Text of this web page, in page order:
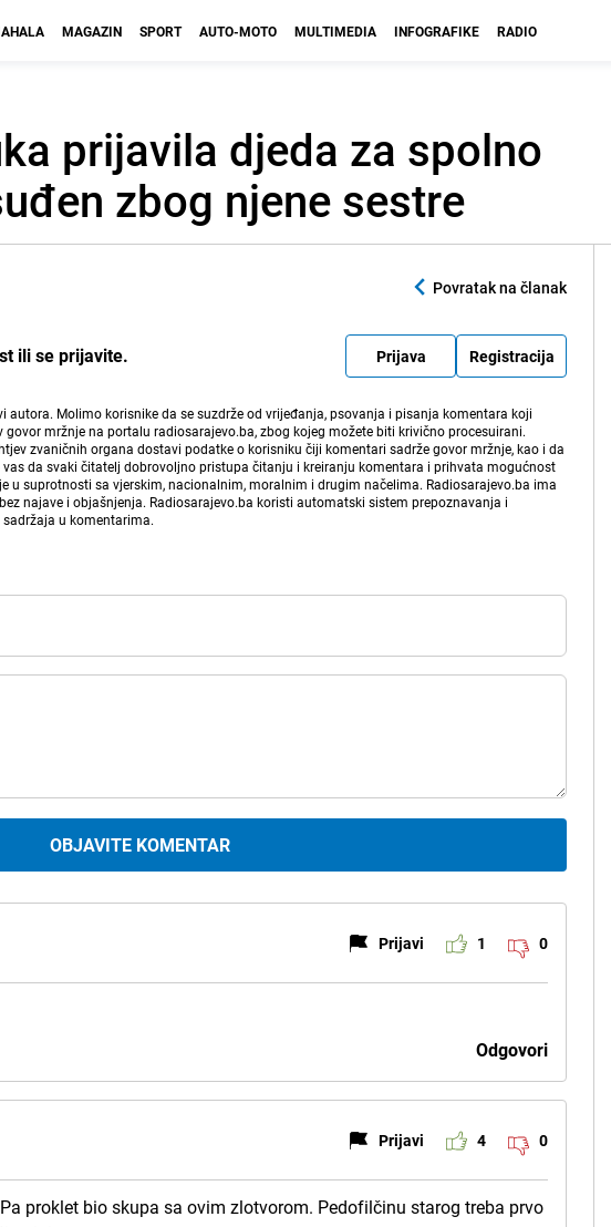
MAGAZIN SPORT AUTO-MOTO MULTIMEDIA INFOGRAFIKE RADIO
prijavila djeda za spolno
zbog njene sestre
Povratak na članak
ili se prijavite. Prijava Registracija
autora. Molimo korisnike da se suzdrže od vrijeđanja, psovanja i pisanja komentara koji
mržnje na portalu radiosarajevo.ba, zbog kojeg možete biti krivično procesuirani.
zvaničnih organa dostavi podatke o korisniku čiji komentari sadrže govor mržnje, kao i da
da svaki čitatelj dobrovoljno pristupa čitanju i kreiranju komentara i prihvata mogućnost
u suprotnosti sa vjerskim, nacionalnim, moralnim i drugim načelima. Radiosarajevo.ba ima
najave i objašnjenja. Radiosarajevo.ba koristi automatski sistem prepoznavanja i
u komentarima.
OBJAVITE KOMENTAR
Prijavi 1 0
Odgovori
Prijavi 4 0
proklet bio skupa sa ovim zlotvorom. Pedofilčinu starog treba prvo